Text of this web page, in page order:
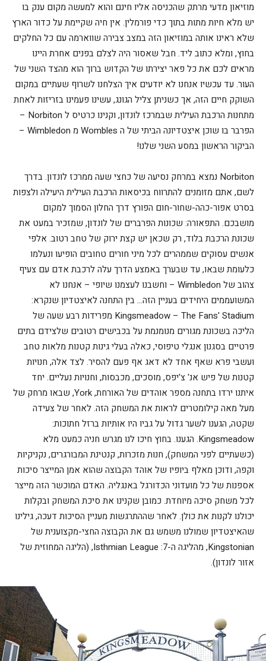
מוזיאון מדעי מרתק שהכניסה אליו חינם והוא למעשה מקום ענק בו
יש מלא חיות מתות בתוך כדי פורמלין. אין חיה שקיימת על כדור הארץ
שלא ראינו אותה במוזיאון הזה במצב צבירה שווארמה עם כל החלקים
בחוץ, ומלא כתוב ליד. חבל שאסור היה לצלם בפנים אחרת היינו
מראים לכם את כל פאר יצירתו של הקדוש ברוך הוא מהצד השני של
העור. עד עכשיו אנחנו לא יודעים איך הצלחנו לשרוף שעתיים במקום
השוקק חיים הזה, אך כשניתן צליל הגונג, עשינו פעמינו בזריזות לאחת
מתחנות הרכבת העילית שבמרכז לונדון, וקנינו כרטיס ל Norbiton –
הפרבר בו שוכן איצטדיונה הביתי של ה Wombles מ Wimbledon –
הביקור הראשון במסע השני שלנו!
Norbiton נמצא במרחק נסיעה של כחצי שעה ממרכז לונדון. בדרך
לשם, אתם מזומנים להתרווח בכיסאות הרכבת העילית היעילה ולצפות
בסרט אפור-כהה-שחור-חום הפורץ דרך החלון הסמוך למקום
מושבכם. התפאורה: שכונות הפרברים של לונדון, שמזכיר במעט את
שכונת הרכבת בלוד, רק שכאן יש קצת ירוק של טחב רטוב. אלפי
אנשים עסוקים שממהרים לכל מיני חורים טחובים הופיעו ונעלמו
כלעומת שבאו, עד שבערך באמצע הדרך עלה לרכבת אדם עם צעיף
צהוב של Wimbledon – וחשבנו לעצמנו שיופי – אנחנו לא
המשועממים היחידים בעניין הזה… בין התחנה לאיצטדיון שנקרא:
Kingsmeadow – The Fans' Stadium מפרידות רבע שעה של
הליכה בשכונת מגורים מנומנמת על בכבישים רטובים שלצידם בתים
פרטיים בסגנון אנגלי טיפוסי, כאלה בעלי גינות קטנות מלאות טחב
ועשבי פרא שאף אחד לא דאג אף פעם להסיר. לצד אלה, חנויות
קטנות של פיש אנ' צ'יפס, מוסכים, מכבסות, וחנויות נעליים. יחד
איתנו ירדו בתחנה מספר אוהדים של האורחת, York, שבאו מרחק של
מעל מאה קילומטרים לראות את המשחק הזה. לאחר של צעידה
שקטה, הגענו לשער גדול על גביו היו אותיות ברזל חתוכות:
Kingsmeadow. הגענו. בחוץ חיכו לנו מגרש חניה כמעט מלא
(כשעתיים לפני המשחק), חנות מזכרות, קנטינת המבורגרים, נקניקיות
וקפה, ודוכן מאלף ביופיו של אוהד הקבוצה שהוא אמן המייצר סיכות
אספנות של כל מועדוני הכדורגל באנגליה. האדם המוכשר הזה מייצר
לכל משחק סיכה מיוחדת. כמובן שקנינו את סיכת המשחק ובקלות
יכולנו לקנות את כולן. לאחר שההתרגשות מעניין הסיכות דעכה, גילינו
שהאיצטדיון שמולנו משמש גם את הקבוצה החצי-מקצוענית של
Kingstonian, מהליגה ה-7: Isthmian League, (הליגה המחוזית של
אזור לונדון).